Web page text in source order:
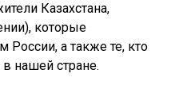
Казахстана,
которые
России, а также те, кто
нашей стране.